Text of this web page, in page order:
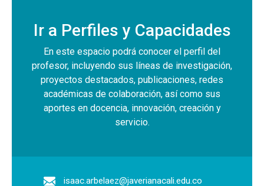
Ir a Perfiles y Capacidades
En este espacio podrá conocer el perfil del
profesor, incluyendo sus líneas de investigación,
proyectos destacados, publicaciones, redes
académicas de colaboración, así como sus
aportes en docencia, innovación, creación y
servicio.
isaac.arbelaez@javerianacali.edu.co